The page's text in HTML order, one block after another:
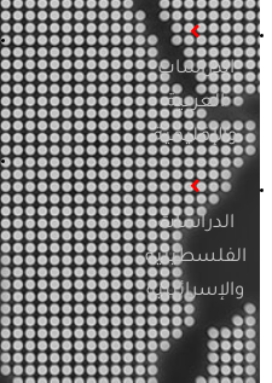
الدراسات
العربية
والإقليمية
الدراسات
الفلسطينية
والإسرائيلية